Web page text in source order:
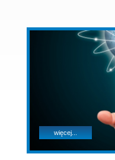
więcej...